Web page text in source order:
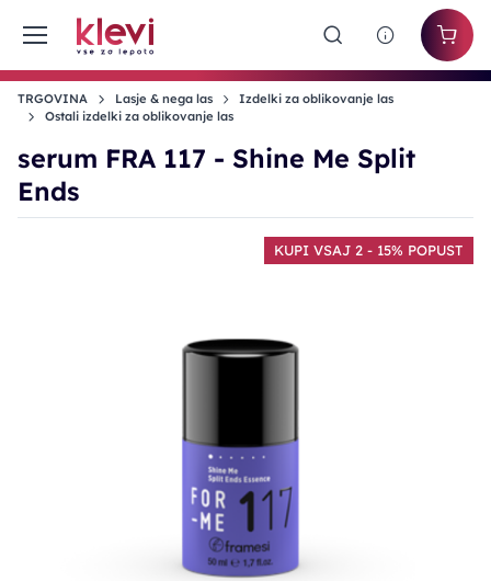
TRGOVINA Lasje & nega las
Izdelki za oblikovanje las
Ostali izdelki za oblikovanje las
serum FRA 117 - Shine Me Split
Ends
KUPI VSAJ 2 - 15% POPUST